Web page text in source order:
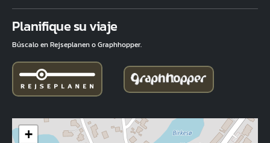
Planifique su viaje
Búscalo en Rejseplanen o Graphhopper.
+